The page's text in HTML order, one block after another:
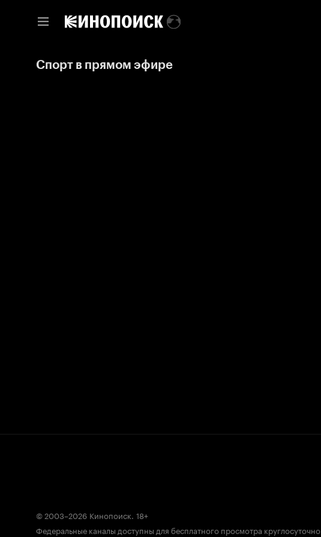
Спорт в прямом эфире
© 2003–2026 Кинопоиск. 18+
Федеральные каналы доступны для бесплатного просмотра круглосуточно